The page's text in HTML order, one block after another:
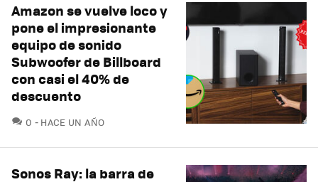
Amazon se vuelve loco y
pone el impresionante
equipo de sonido
Subwoofer de Billboard
con casi el 40% de
descuento
0 COMENTARIOS
HACE UN AÑO
Sonos Ray: la barra de